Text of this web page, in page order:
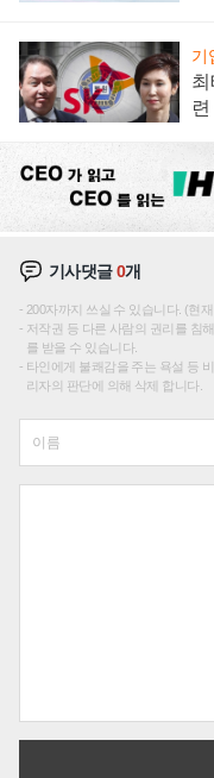
기
최
기사댓글0개
200자까지 쓰실 수 있습니다. (현
저작권 등 다른 사람의 권리를 침
를 받을 수 있습니다.
타인에게 불쾌감을 주는 욕설 등
리자의 판단에 의해 삭제 합니다.